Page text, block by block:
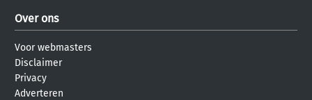
Over ons
Voor webmasters
Disclaimer
Privacy
Adverteren